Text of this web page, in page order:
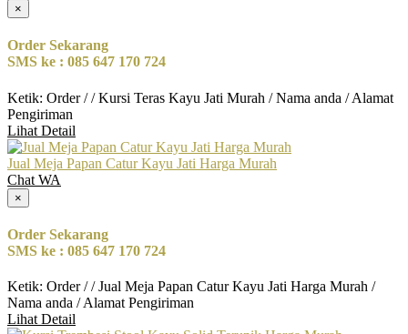
×
Order Sekarang
SMS ke : 085 647 170 724
Ketik: Order / / Kursi Teras Kayu Jati Murah / Nama anda / Alamat
Pengiriman
Lihat Detail
Jual Meja Papan Catur Kayu Jati Harga Murah
Chat WA
×
Order Sekarang
SMS ke : 085 647 170 724
Ketik: Order / / Jual Meja Papan Catur Kayu Jati Harga Murah /
Nama anda / Alamat Pengiriman
Lihat Detail